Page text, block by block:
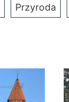
Przyroda